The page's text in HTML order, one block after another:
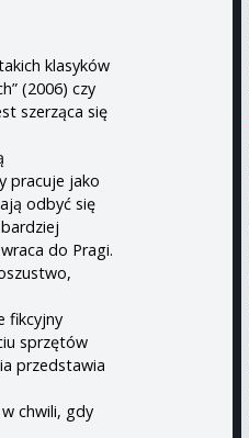
klasyków
(2006) czy
szerząca się
pracuje jako
odbyć się
do Pragi.
fikcyjny
sprzętów
przedstawia
chwili, gdy